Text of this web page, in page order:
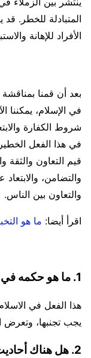
المتبادلة للخطر.
الأفراد للإهانة
بعد أن قمنا
في الإسلام، يمكننا
شروط الكفارة
في هذا الفعل
قيم التعاون والثقة
والتضامن،
والتعاون بين الناس.
اقرأ أيضا: ما هو
1. ما هو حكمه في الشريعة الإسلامية؟
هذا الفعل في
يجب تجنبها، وتعرض
2. هل هناك أحاديث نبوية تحذر منه؟